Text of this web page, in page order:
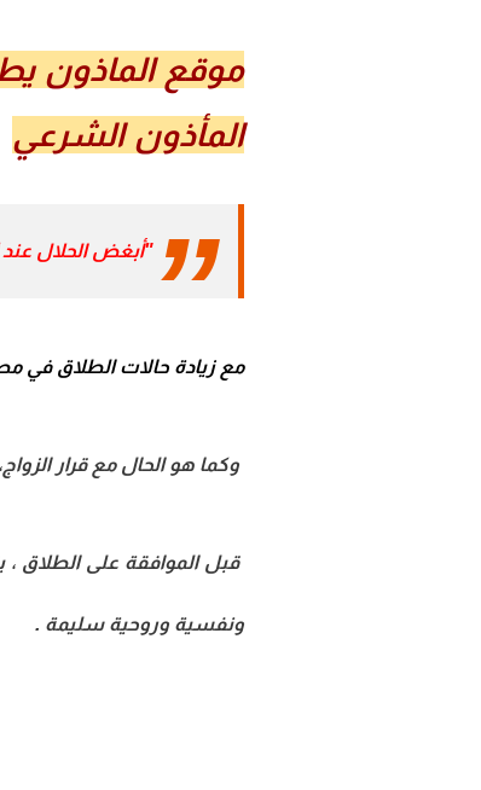
المأذون الشرعي
"أبغض الحلال
مع زيادة حالات الطلاق في
وكما هو الحال مع قرار
قبل الموافقة على الطلاق ،
ونفسية وروحية سليمة .